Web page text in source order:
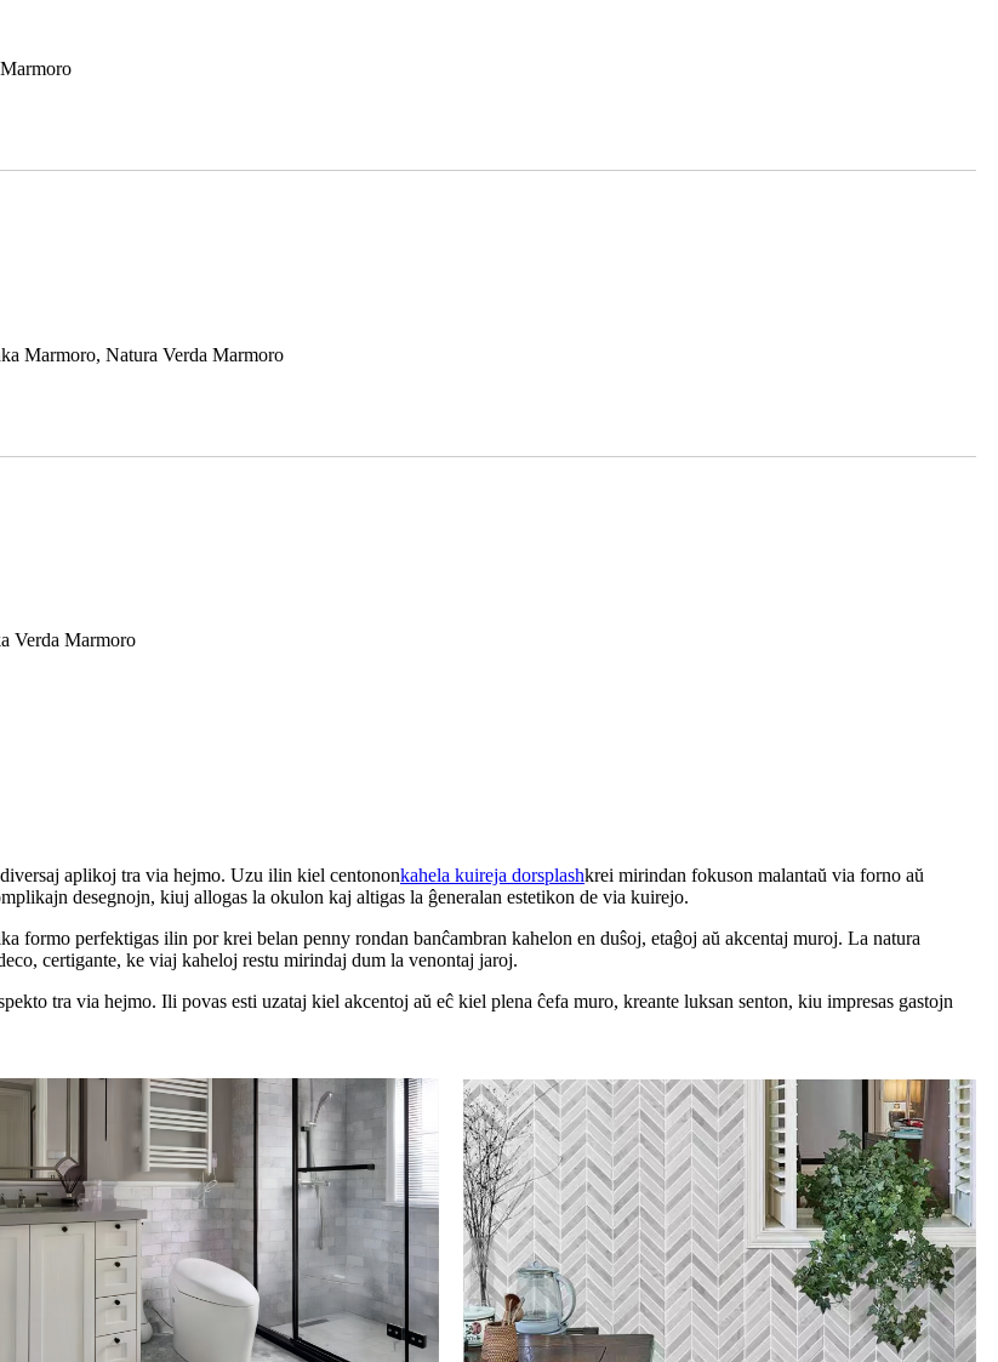
Marmoro, Natura Verda Marmoro
Verda Marmoro
aplikoj tra via hejmo. Uzu ilin kiel centononkahela kuireja dorsplashkrei mirindan fokuson malantaŭ via forno aŭ
desegnojn, kiuj allogas la okulon kaj altigas la ĝeneralan estetikon de via kuirejo.
perfektigas ilin por krei belan penny rondan banĉambran kahelon en duŝoj, etaĝoj aŭ akcentaj muroj. La natura
certigante, ke viaj kaheloj restu mirindaj dum la venontaj jaroj.
tra via hejmo. Ili povas esti uzataj kiel akcentoj aŭ eĉ kiel plena ĉefa muro, kreante luksan senton, kiu impresas gastojn